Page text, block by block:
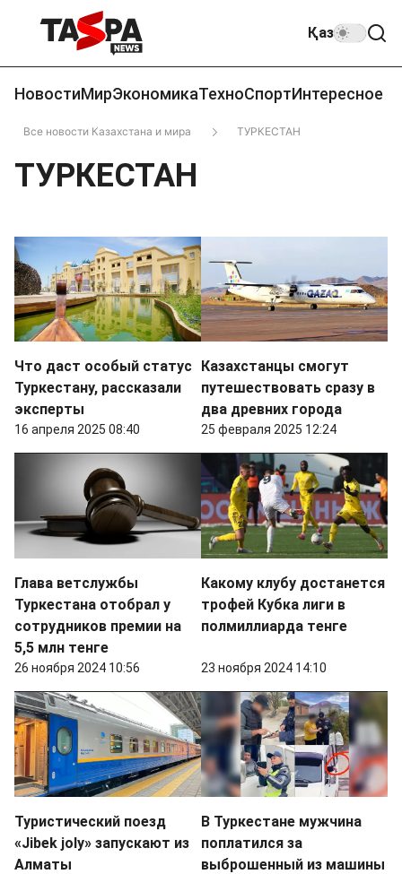
Қаз
НовостиМирЭкономикаТехноСпортИнтересное
Все новости Казахстана и мира ТУРКЕСТАН
ТУРКЕСТАН
Что даст особый статус
Туркестану, рассказали
эксперты
16 апреля 2025 08:40
Казахстанцы смогут
путешествовать сразу в
два древних города
25 февраля 2025 12:24
Глава ветслужбы
Туркестана отобрал у
сотрудников премии на
5,5 млн тенге
26 ноября 2024 10:56
Какому клубу достанется
трофей Кубка лиги в
полмиллиарда тенге
23 ноября 2024 14:10
Туристический поезд
«Jibek joly» запускают из
Алматы
В Туркестане мужчина
поплатился за
выброшенный из машины